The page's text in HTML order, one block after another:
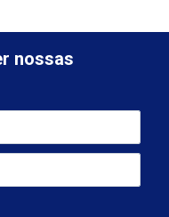
nossas